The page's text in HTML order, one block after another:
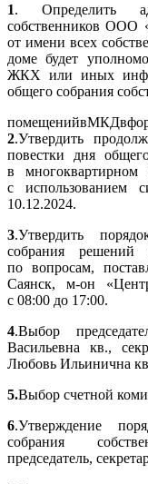
1. Определить
собственников ООО
от имени всех
доме будет
ЖКХ или иных
общего собрания
2.Утвердить
повестки дня
в многоквартирном
с
10.12.2024.
3.Утвердить
собрания
по вопросам,
Саянск, м-он
с 08:00 до 17:00.
4.Выбор
Васильевна кв.,
Любовь Ильинична
5.Выбор счетной
6.Утверждение
собрания
председатель,